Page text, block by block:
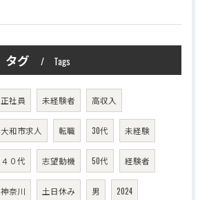
タグ Tags
正社員 未経験者 高収入
大和市求人 転職 30代 未経験
４０代 志望動機 50代 経験者
神奈川 土日休み 男 2024